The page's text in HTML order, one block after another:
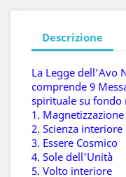
Descrizione
La Legge dell’Avo
comprende 9
spirituale su fondo
1.
2. Scienza interiore
3. Essere Cosmico
4. Sole dell'Unità
5. Volto interiore